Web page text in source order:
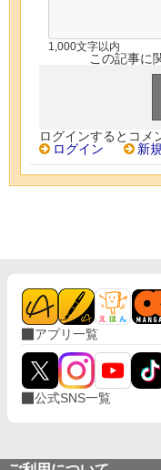
1,000文字以内
この記事に
ログインするとコメ
ログイン
新
アプリ一覧
公式SNS一覧